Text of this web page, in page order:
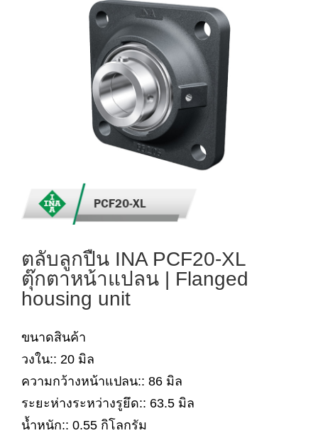
ตลับลูกปืน INA PCF20-XL
ตุ๊กตาหน้าแปลน | Flanged
housing unit
ขนาดสินค้า
วงใน:: 20 มิล
ความกว้างหน้าแปลน:: 86 มิล
ระยะห่างระหว่างรูยึด:: 63.5 มิล
น้ำหนัก:: 0.55 กิโลกรัม